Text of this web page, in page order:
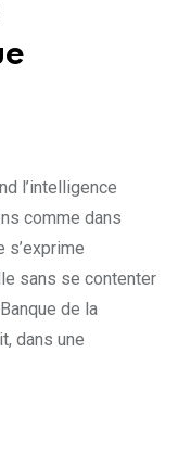
l’intelligence
comme dans
s’exprime
sans se contenter
de la
dans une